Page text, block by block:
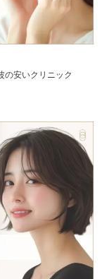
の安いクリニック